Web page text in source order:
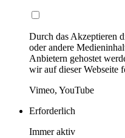
Durch das Akzeptieren
oder andere
Anbietern gehostet
wir auf dieser Webseite
Vimeo, YouTube
Erforderlich
Immer aktiv